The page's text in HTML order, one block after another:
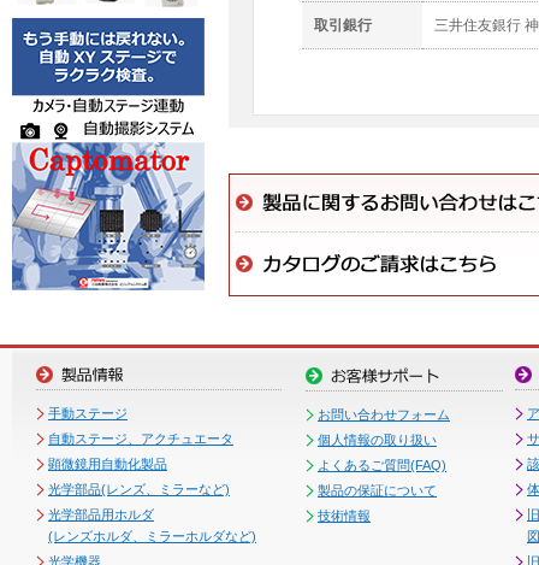
取引銀行 三井住友銀行
手動ステージ
自動ステージ、アクチュエータ
顕微鏡用自動化製品
光学部品(レンズ、ミラーなど)
光学部品用ホルダ
(レンズホルダ、ミラーホルダなど)
光学機器
お問い合わせフォーム
個人情報の取り扱い
よくあるご質問(FAQ)
製品の保証について
技術情報